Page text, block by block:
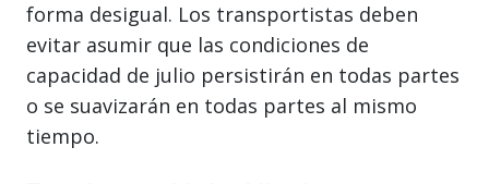
forma desigual. Los transportistas deben
evitar asumir que las condiciones de
capacidad de julio persistirán en todas partes
o se suavizarán en todas partes al mismo
tiempo.